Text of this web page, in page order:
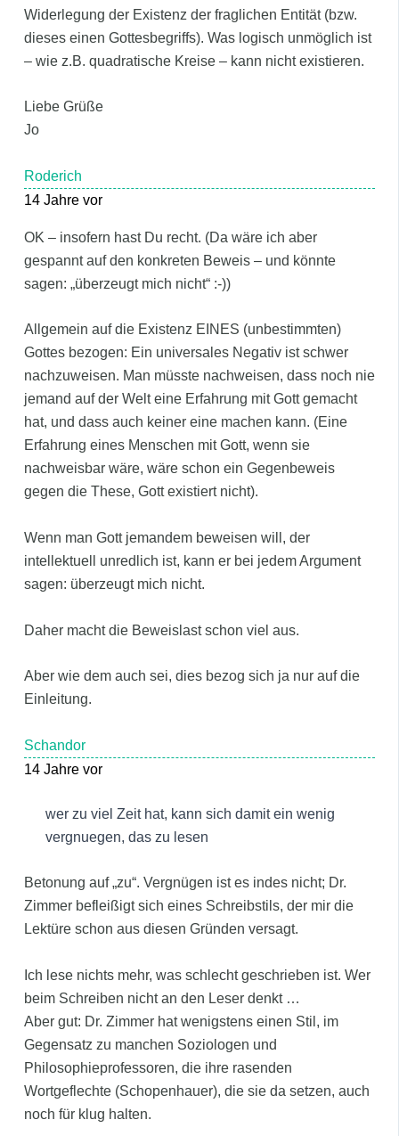
Widerlegung der Existenz der fraglichen Entität (bzw.
dieses einen Gottesbegriffs). Was logisch unmöglich ist
– wie z.B. quadratische Kreise – kann nicht existieren.
Liebe Grüße
Jo
Roderich
14 Jahre vor
OK – insofern hast Du recht. (Da wäre ich aber
gespannt auf den konkreten Beweis – und könnte
sagen: „überzeugt mich nicht“ :-))
Allgemein auf die Existenz EINES (unbestimmten)
Gottes bezogen: Ein universales Negativ ist schwer
nachzuweisen. Man müsste nachweisen, dass noch nie
jemand auf der Welt eine Erfahrung mit Gott gemacht
hat, und dass auch keiner eine machen kann. (Eine
Erfahrung eines Menschen mit Gott, wenn sie
nachweisbar wäre, wäre schon ein Gegenbeweis
gegen die These, Gott existiert nicht).
Wenn man Gott jemandem beweisen will, der
intellektuell unredlich ist, kann er bei jedem Argument
sagen: überzeugt mich nicht.
Daher macht die Beweislast schon viel aus.
Aber wie dem auch sei, dies bezog sich ja nur auf die
Einleitung.
Schandor
14 Jahre vor
wer zu viel Zeit hat, kann sich damit ein wenig
vergnuegen, das zu lesen
Betonung auf „zu“. Vergnügen ist es indes nicht; Dr.
Zimmer befleißigt sich eines Schreibstils, der mir die
Lektüre schon aus diesen Gründen versagt.
Ich lese nichts mehr, was schlecht geschrieben ist. Wer
beim Schreiben nicht an den Leser denkt …
Aber gut: Dr. Zimmer hat wenigstens einen Stil, im
Gegensatz zu manchen Soziologen und
Philosophieprofessoren, die ihre rasenden
Wortgeflechte (Schopenhauer), die sie da setzen, auch
noch für klug halten.